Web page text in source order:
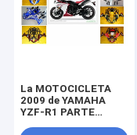
La MOTOCICLETA
2009 de YAMAHA
YZF-R1 PARTE